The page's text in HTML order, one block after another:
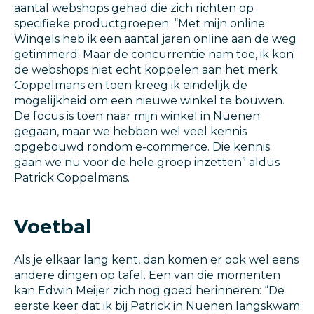
aantal webshops gehad die zich richten op
specifieke productgroepen: “Met mijn online
Winqels heb ik een aantal jaren online aan de weg
getimmerd. Maar de concurrentie nam toe, ik kon
de webshops niet echt koppelen aan het merk
Coppelmans en toen kreeg ik eindelijk de
mogelijkheid om een nieuwe winkel te bouwen.
De focus is toen naar mijn winkel in Nuenen
gegaan, maar we hebben wel veel kennis
opgebouwd rondom e-commerce. Die kennis
gaan we nu voor de hele groep inzetten” aldus
Patrick Coppelmans.
Voetbal
Als je elkaar lang kent, dan komen er ook wel eens
andere dingen op tafel. Een van die momenten
kan Edwin Meijer zich nog goed herinneren: “De
eerste keer dat ik bij Patrick in Nuenen langskwam